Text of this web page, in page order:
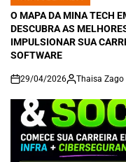
POSTED
IN
O MAPA DA MINA TECH
DESCUBRA AS
IMPULSIONAR SUA
SOFTWARE
on
29/04/2026 Thaisa Zago